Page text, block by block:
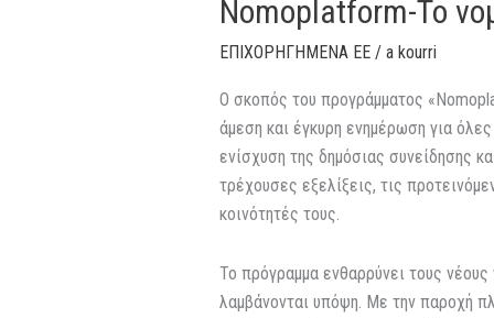
Nomoplatform-Το
ΕΠΙΧΟΡΗΓΗΜΕΝΑ ΕΕ/ a kourri
Ο σκοπός του προγράμματος
άμεση και έγκυρη ενημέρωση για
ενίσχυση της δημόσιας συνείδησης
τρέχουσες εξελίξεις, τις
κοινότητές τους.
Το πρόγραμμα ενθαρρύνει τους νέους
λαμβάνονται υπόψη. Με την παροχή